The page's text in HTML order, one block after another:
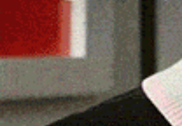
OZIERI | 28 GIUGNO
presentatrice
Studio Danza e Fitness
per dare vita al 3° Dance
principale
Alessandro
sostegno
del Rimedio, Oleandri